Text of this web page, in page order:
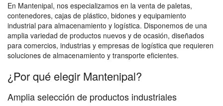
En Mantenipal, nos especializamos en la venta de paletas,
contenedores, cajas de plástico, bidones y equipamiento
industrial para almacenamiento y logística. Disponemos de una
amplia variedad de productos nuevos y de ocasión, diseñados
para comercios, industrias y empresas de logística que requieren
soluciones de almacenamiento y transporte eficientes.
¿Por qué elegir Mantenipal?
Amplia selección de productos industriales